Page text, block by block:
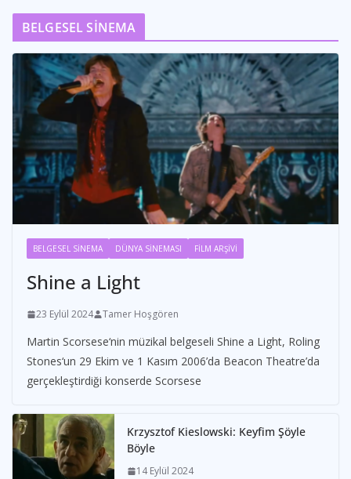
BELGESEL SİNEMA
BELGESEL SİNEMA DÜNYA SİNEMASI FİLM ARŞİVİ
Shine a Light
23 Eylül 2024 Tamer Hoşgören
Martin Scorsese‘nin müzikal belgeseli Shine a Light, Roling
Stones‘un 29 Ekim ve 1 Kasım 2006’da Beacon Theatre’da
gerçekleştirdiği konserde Scorsese
Krzysztof Kieslowski: Keyfim Şöyle
Böyle
14 Eylül 2024